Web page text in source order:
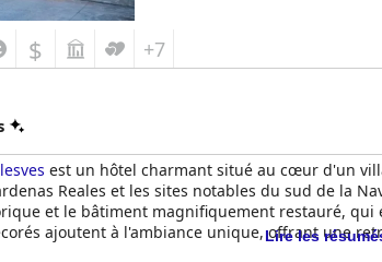
$ +7
est un hôtel charmant situé au cœur d'un
Reales et les sites notables du sud de la
et le bâtiment magnifiquement restauré, qui
ajoutent à l'ambiance unique, offrant une
Lire les